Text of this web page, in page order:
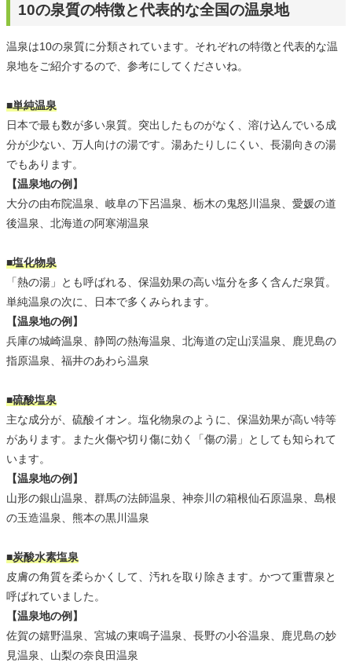
10の泉質の特徴と代表的な全国の温泉地
温泉は10の泉質に分類されています。それぞれの特徴と代表的な温
泉地をご紹介するので、参考にしてくださいね。
■単純温泉
日本で最も数が多い泉質。突出したものがなく、溶け込んでいる成
分が少ない、万人向けの湯です。湯あたりしにくい、長湯向きの湯
でもあります。
【温泉地の例】
大分の由布院温泉、岐阜の下呂温泉、栃木の鬼怒川温泉、愛媛の道
後温泉、北海道の阿寒湖温泉
■塩化物泉
「熱の湯」とも呼ばれる、保温効果の高い塩分を多く含んだ泉質。
単純温泉の次に、日本で多くみられます。
【温泉地の例】
兵庫の城崎温泉、静岡の熱海温泉、北海道の定山渓温泉、鹿児島の
指原温泉、福井のあわら温泉
■硫酸塩泉
主な成分が、硫酸イオン。塩化物泉のように、保温効果が高い特等
があります。また火傷や切り傷に効く「傷の湯」としても知られて
います。
【温泉地の例】
山形の銀山温泉、群馬の法師温泉、神奈川の箱根仙石原温泉、島根
の玉造温泉、熊本の黒川温泉
■炭酸水素塩泉
皮膚の角質を柔らかくして、汚れを取り除きます。かつて重曹泉と
呼ばれていました。
【温泉地の例】
佐賀の嬉野温泉、宮城の東鳴子温泉、長野の小谷温泉、鹿児島の妙
見温泉、山梨の奈良田温泉